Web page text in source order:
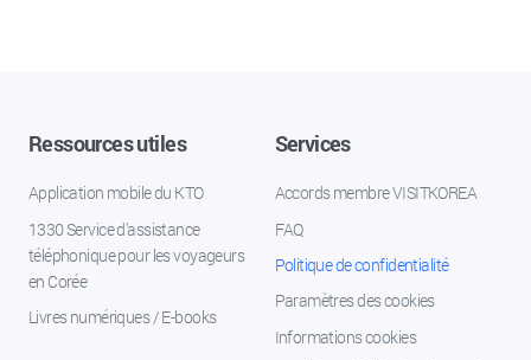
Ressources utiles
Application mobile du KTO
1330 Service d'assistance
téléphonique pour les voyageurs
en Corée
Livres numériques / E-books
Services
Accords membre VISITKOREA
FAQ
Politique de confidentialité
Paramètres des cookies
Informations cookies